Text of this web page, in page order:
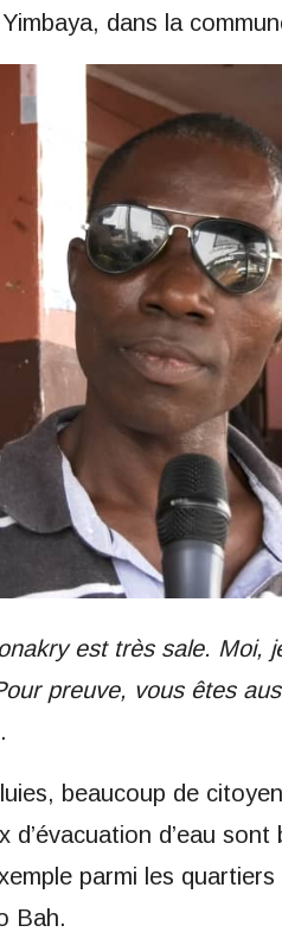
dans la
est très sale. Moi,
preuve, vous êtes
beaucoup de
d’eau
parmi les
Bah.